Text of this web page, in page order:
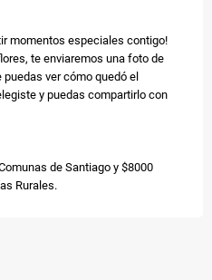
momentos especiales contigo!
te enviaremos una foto de
ver cómo quedó el
y puedas compartirlo con
de Santiago y $8000
Rurales.